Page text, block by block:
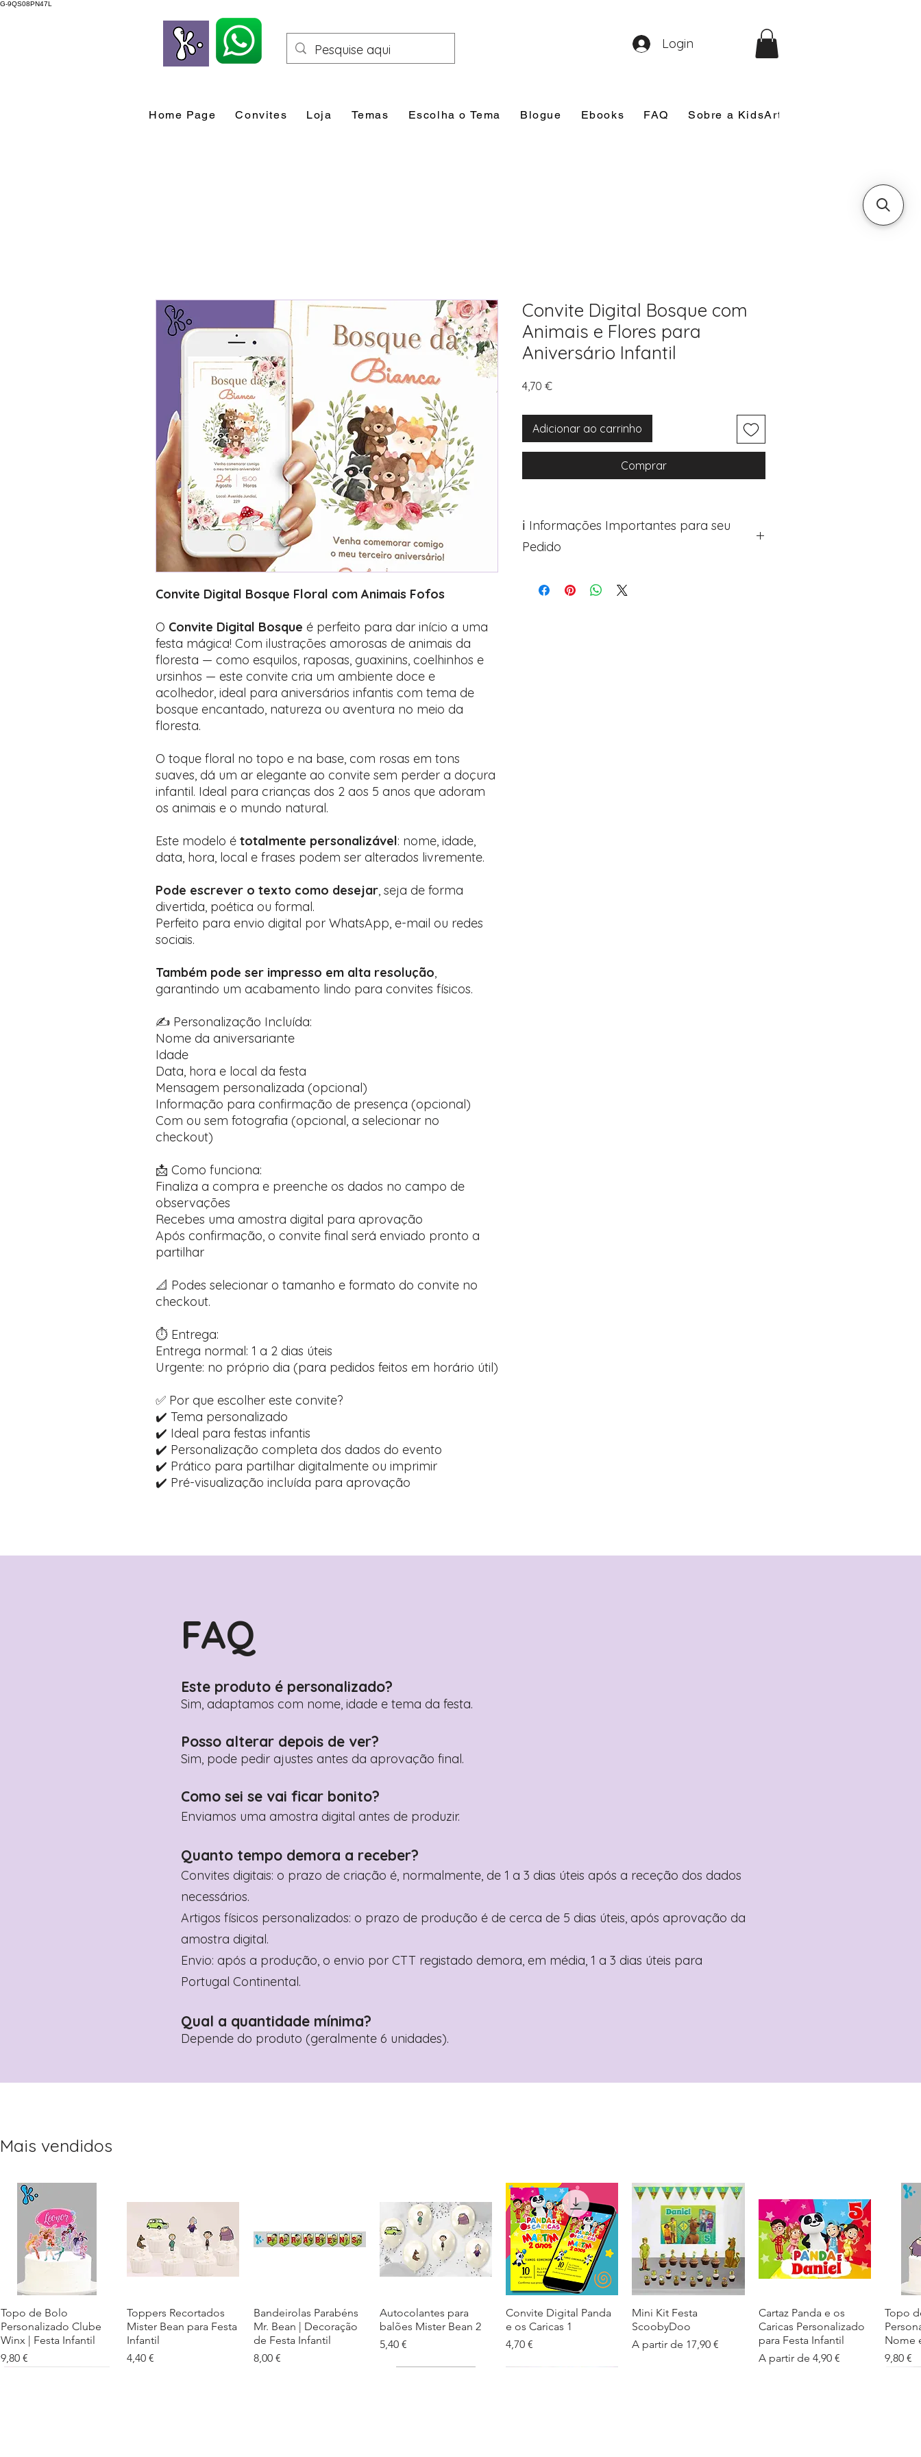
G-9QS08PN47L
Home Page Convites Loja Temas Escolha o Tema Blogue Ebooks FAQ Sobre a KidsArt
Login
Convite Digital Bosque Floral com Animais Fofos
O Convite Digital Bosque é perfeito para dar início a uma
festa mágica! Com ilustrações amorosas de animais da
floresta — como esquilos, raposas, guaxinins, coelhinhos e
ursinhos — este convite cria um ambiente doce e
acolhedor, ideal para aniversários infantis com tema de
bosque encantado, natureza ou aventura no meio da
floresta.
O toque floral no topo e na base, com rosas em tons
suaves, dá um ar elegante ao convite sem perder a doçura
infantil. Ideal para crianças dos 2 aos 5 anos que adoram
os animais e o mundo natural.
Este modelo é totalmente personalizável: nome, idade,
data, hora, local e frases podem ser alterados livremente.
Pode escrever o texto como desejar, seja de forma
divertida, poética ou formal.
Perfeito para envio digital por WhatsApp, e-mail ou redes
sociais.
Também pode ser impresso em alta resolução,
garantindo um acabamento lindo para convites físicos.
✍️ Personalização Incluída:
Nome da aniversariante
Idade
Data, hora e local da festa
Mensagem personalizada (opcional)
Informação para confirmação de presença (opcional)
Com ou sem fotografia (opcional, a selecionar no
checkout)
📩 Como funciona:
Finaliza a compra e preenche os dados no campo de
observações
Recebes uma amostra digital para aprovação
Após confirmação, o convite final será enviado pronto a
partilhar
📐 Podes selecionar o tamanho e formato do convite no
checkout.
⏱️ Entrega:
Entrega normal: 1 a 2 dias úteis
Urgente: no próprio dia (para pedidos feitos em horário útil)
✅ Por que escolher este convite?
✔️ Tema personalizado
✔️ Ideal para festas infantis
✔️ Personalização completa dos dados do evento
✔️ Prático para partilhar digitalmente ou imprimir
✔️ Pré-visualização incluída para aprovação
Convite Digital Bosque com
Animais e Flores para
Aniversário Infantil
4,70 €Preço
Adicionar ao carrinho
Comprar
ℹ️ Informações Importantes para seu
Pedido
Avance para a página de checkout (próximo passo
FAQ
Este produto é personalizado?
Sim, adaptamos com nome, idade e tema da festa.
Posso alterar depois de ver?
Sim, pode pedir ajustes antes da aprovação final.
Como sei se vai ficar bonito?
Enviamos uma amostra digital antes de produzir.
Quanto tempo demora a receber?
Convites digitais: o prazo de criação é, normalmente, de 1 a 3 dias úteis após a receção dos dados
necessários.
Artigos físicos personalizados: o prazo de produção é de cerca de 5 dias úteis, após aprovação da
amostra digital.
Envio: após a produção, o envio por CTT registado demora, em média, 1 a 3 dias úteis para
Portugal Continental.
Qual a quantidade mínima?
Depende do produto (geralmente 6 unidades).
Mais vendidos
Visualização rápida
Topo de Bolo
Personalizado Clube
Winx | Festa Infantil
Preço
9,80 €
Visualização rápida
Toppers Recortados
Mister Bean para Festa
Infantil
Preço
4,40 €
Visualização rápida
Bandeirolas Parabéns
Mr. Bean | Decoração
de Festa Infantil
Preço
8,00 €
Visualização rápida
Autocolantes para
balões Mister Bean 2
Preço
5,40 €
Visualização rápida
Convite Digital Panda
e os Caricas 1
Preço
4,70 €
Visualização rápida
Mini Kit Festa
ScoobyDoo
A partir de 17,90 €
Preço promocional
Visualização rápida
Cartaz Panda e os
Caricas Personalizado
para Festa Infantil
A partir de 4,90 €
Preço promocional
Topo
Nome
Preço
9,80 €